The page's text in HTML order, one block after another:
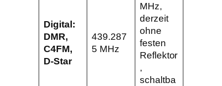
Digital:
DMR,
C4FM,
D-Star
439.287
5 MHz
MHz,
derzeit
ohne
festen
Reflektor
,
schaltba